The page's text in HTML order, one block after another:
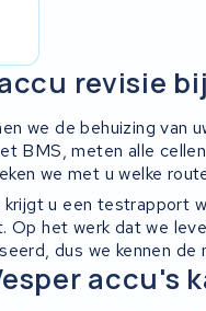
revisie
we de behuizing van
BMS, meten alle
we met u welke
u een testrapport
Op het werk dat we
dus we kennen
accu's